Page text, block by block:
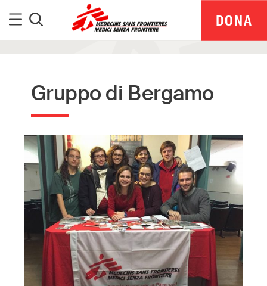
Menu
DONA
Gruppo di Bergamo
MSF Italia is part of a global network delivering
medical aid where it is needed most.
Independent. Neutral. Impartial.